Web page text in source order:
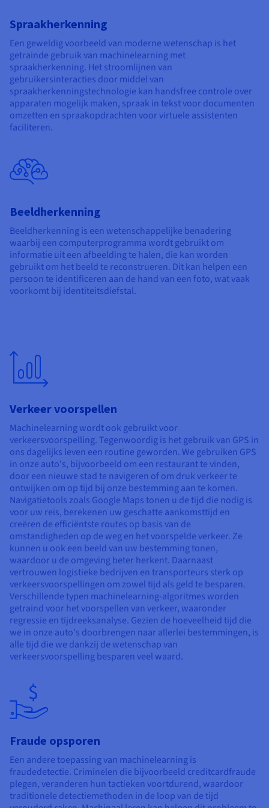
Beeldherkenning
Beeldherkenning is een wetenschappelijke benadering
waarbij een computerprogramma wordt gebruikt om
informatie uit een afbeelding te halen, die kan worden
gebruikt om het beeld te reconstrueren. Dit kan helpen een
persoon te identificeren aan de hand van een foto, wat vaak
voorkomt bij identiteitsdiefstal.
Spraakherkenning
Een geweldig voorbeeld van moderne wetenschap is het
getrainde gebruik van machinelearning met
spraakherkenning. Het stroomlijnen van
gebruikersinteracties door middel van
spraakherkenningstechnologie kan handsfree controle over
apparaten mogelijk maken, spraak in tekst voor documenten
omzetten en spraakopdrachten voor virtuele assistenten
faciliteren.
Fraude opsporen
Een andere toepassing van machinelearning is
fraudedetectie. Criminelen die bijvoorbeeld creditcardfraude
plegen, veranderen hun tactieken voortdurend, waardoor
traditionele detectiemethoden in de loop van de tijd
Verkeer voorspellen
Machinelearning wordt ook gebruikt voor
verkeersvoorspelling. Tegenwoordig is het gebruik van GPS in
ons dagelijks leven een routine geworden. We gebruiken GPS
in onze auto's, bijvoorbeeld om een restaurant te vinden,
door een nieuwe stad te navigeren of om druk verkeer te
ontwijken om op tijd bij onze bestemming aan te komen.
Navigatietools zoals Google Maps tonen u de tijd die nodig is
voor uw reis, berekenen uw geschatte aankomsttijd en
creëren de efficiëntste routes op basis van de
omstandigheden op de weg en het voorspelde verkeer. Ze
kunnen u ook een beeld van uw bestemming tonen,
waardoor u de omgeving beter herkent. Daarnaast
vertrouwen logistieke bedrijven en transporteurs sterk op
verkeersvoorspellingen om zowel tijd als geld te besparen.
Verschillende typen machinelearning-algoritmes worden
getraind voor het voorspellen van verkeer, waaronder
regressie en tijdreeksanalyse. Gezien de hoeveelheid tijd die
we in onze auto's doorbrengen naar allerlei bestemmingen, is
alle tijd die we dankzij de wetenschap van
verkeersvoorspelling besparen veel waard.